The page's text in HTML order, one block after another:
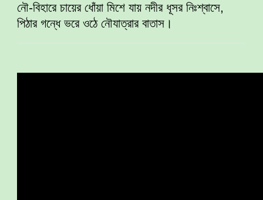
নৌ-বিহারে চায়ের ধোঁয়া মিশে যায় নদীর ধূসর নিঃশ্বাসে,
পিঠার গন্ধে ভরে ওঠে নৌযাত্রার বাতাস।